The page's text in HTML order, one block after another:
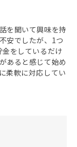
を聞いて興味を持
安でしたが、1つ
をしているだけ
あると感じて始め
柔軟に対応してい